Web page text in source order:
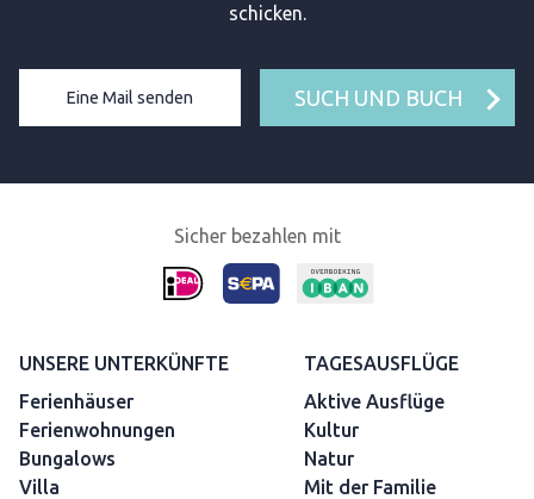
schicken.
Eine Mail senden SUCH UND BUCH
Sicher bezahlen mit
UNSERE UNTERKÜNFTE
Ferienhäuser
Ferienwohnungen
Bungalows
Villa
TAGESAUSFLÜGE
Aktive Ausflüge
Kultur
Natur
Mit der Familie